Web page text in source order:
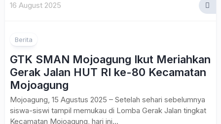
16 August 2025
Berita
GTK SMAN Mojoagung Ikut Meriahkan
Gerak Jalan HUT RI ke-80 Kecamatan
Mojoagung
Mojoagung, 15 Agustus 2025 – Setelah sehari sebelumnya
siswa-siswi tampil memukau di Lomba Gerak Jalan tingkat
Kecamatan Mojoagung, hari ini...